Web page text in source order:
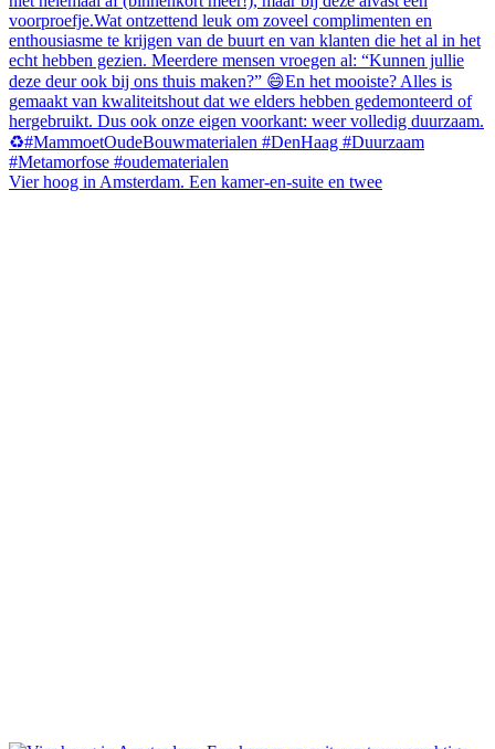
Vier hoog in Amsterdam. Een kamer-en-suite en twee